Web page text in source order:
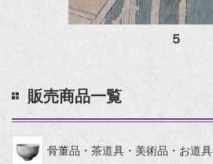
５
販売商品一覧
骨董品・茶道具・美術品・お道具